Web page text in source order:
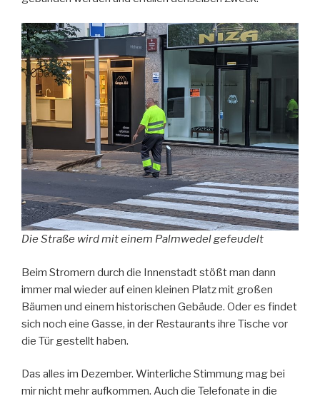
Die Straße wird mit einem Palmwedel gefeudelt
Beim Stromern durch die Innenstadt stößt man dann
immer mal wieder auf einen kleinen Platz mit großen
Bäumen und einem historischen Gebäude. Oder es findet
sich noch eine Gasse, in der Restaurants ihre Tische vor
die Tür gestellt haben.
Das alles im Dezember. Winterliche Stimmung mag bei
mir nicht mehr aufkommen. Auch die Telefonate in die